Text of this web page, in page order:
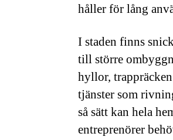
håller för lång
I staden finns
till större
hyllor,
tjänster som
så sätt kan hela
entreprenörer